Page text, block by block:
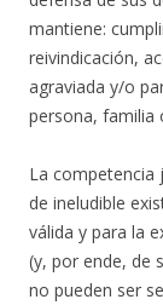
mantiene:
reivindicación,
agraviada y/o
persona, familia
La competencia
de ineludible
válida y para la
(y, por ende, de
no pueden ser